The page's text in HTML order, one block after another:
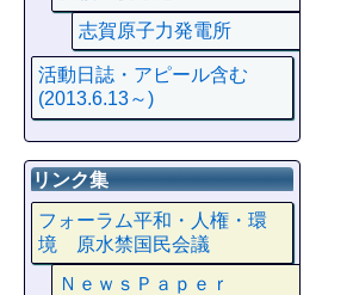
志賀原子力発電所
活動日誌・アピール含む
(2013.6.13～)
リンク集
フォーラム平和・人権・環
境 原水禁国民会議
ＮｅｗｓＰａｐｅｒ